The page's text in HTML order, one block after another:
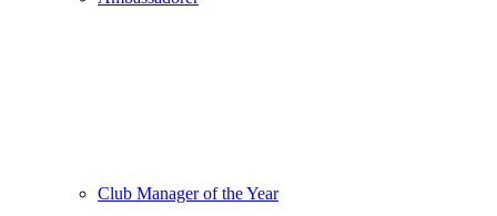
Club Manager of the Year